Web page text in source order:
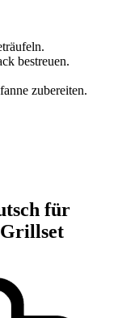
bestreuen.
zubereiten.
für